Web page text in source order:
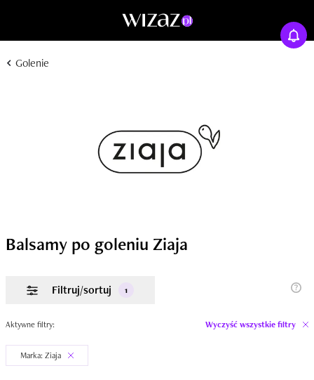
Golenie
Balsamy po goleniu Ziaja
Filtruj/sortuj 1
Aktywne filtry: Wyczyść wszystkie filtry
Marka: Ziaja